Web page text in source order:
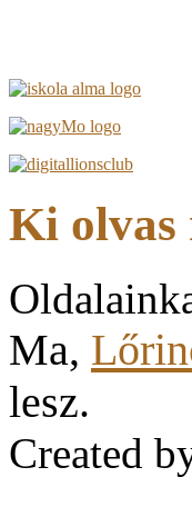
Ki olvas
Ma,
lesz.
Created